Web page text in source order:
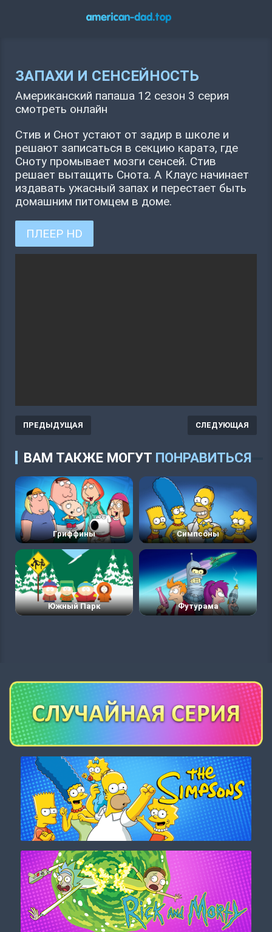
ЗАПАХИ И СЕНСЕЙНОСТЬ
Американский папаша 12 сезон 3 серия
смотреть онлайн
Стив и Снот устают от задир в школе и
решают записаться в секцию каратэ, где
Сноту промывает мозги сенсей. Стив
решает вытащить Снота. А Клаус начинает
издавать ужасный запах и перестает быть
домашним питомцем в доме.
ПЛЕЕР HD
ПРЕДЫДУЩАЯ СЛЕДУЮЩАЯ
ВАМ ТАКЖЕ МОГУТ ПОНРАВИТЬСЯ
Гриффины Симпсоны
Южный Парк Футурама